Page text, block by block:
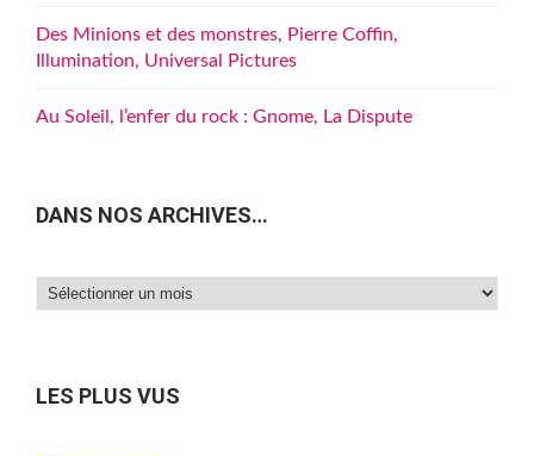
Des Minions et des monstres, Pierre Coffin,
Illumination, Universal Pictures
Au Soleil, l’enfer du rock : Gnome, La Dispute
DANS NOS ARCHIVES…
Dans
LES PLUS VUS